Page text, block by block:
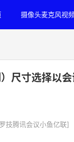
摄像头麦克风视
尺寸选择以
技腾讯会议小鱼亿联]